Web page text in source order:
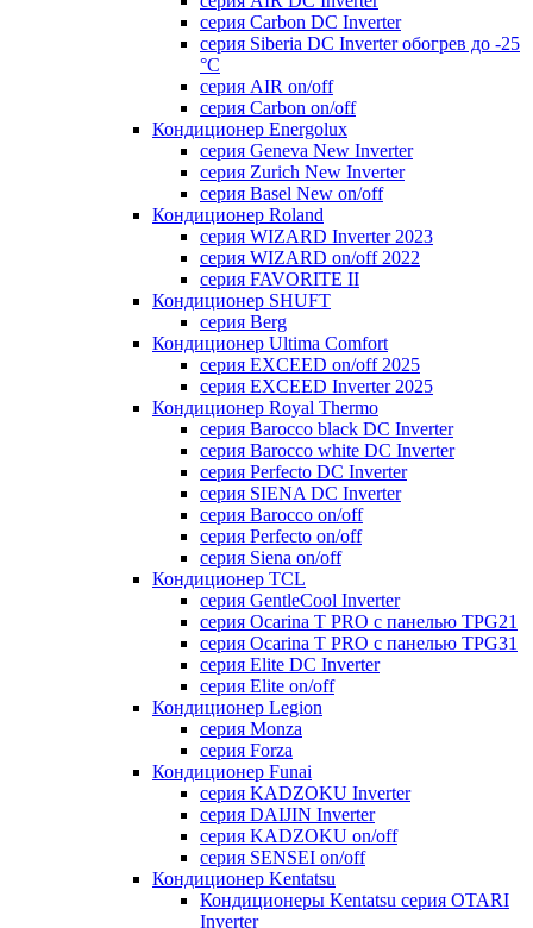
серия Carbon DC Inverter
серия Siberia DC Inverter обогрев до -25
°С
серия AIR on/off
серия Carbon on/off
Кондиционер Energolux
серия Geneva New Inverter
серия Zurich New Inverter
серия Basel New on/off
Кондиционер Roland
серия WIZARD Inverter 2023
серия WIZARD on/off 2022
серия FAVORITE II
Кондиционер SHUFT
серия Berg
Кондиционер Ultima Comfort
серия EXCEED on/off 2025
серия EXCEED Inverter 2025
Кондиционер Royal Thermo
серия Barocco black DC Inverter
серия Barocco white DC Inverter
серия Perfecto DC Inverter
серия SIENA DC Inverter
серия Barocco on/off
серия Perfecto on/off
серия Siena on/off
Кондиционер TCL
серия GentleCool Inverter
серия Ocarina T PRO c панелью TPG21
серия Ocarina T PRO c панелью TPG31
серия Elite DC Inverter
серия Elite on/off
Кондиционер Legion
серия Monza
серия Forza
Кондиционер Funai
серия KADZOKU Inverter
серия DAIJIN Inverter
серия KADZOKU on/off
серия SENSEI on/off
Кондиционер Kentatsu
Кондиционеры Kentatsu серия OTARI
Inverter